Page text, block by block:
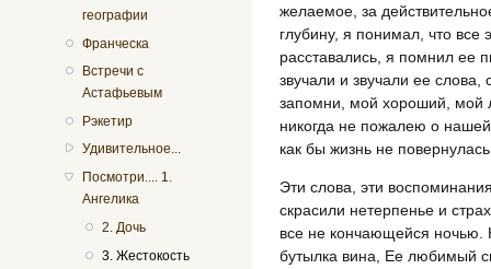
географии
Франческа
Встречи с
Астафьевым
Рэкетир
Удивительное...
Посмотри.... 1.
Ангелика
2. Дочь
3. Жестокость
желаемое, за
глубину, я понимал, что
расставались, я помнил ее
звучали и звучали ее слова,
запомни, мой хороший, мой
никогда не пожалею о
как бы жизнь не
Эти слова, эти
скрасили нетерпенье и
все не кончающейся ночью.
бутылка вина, Ее любимый